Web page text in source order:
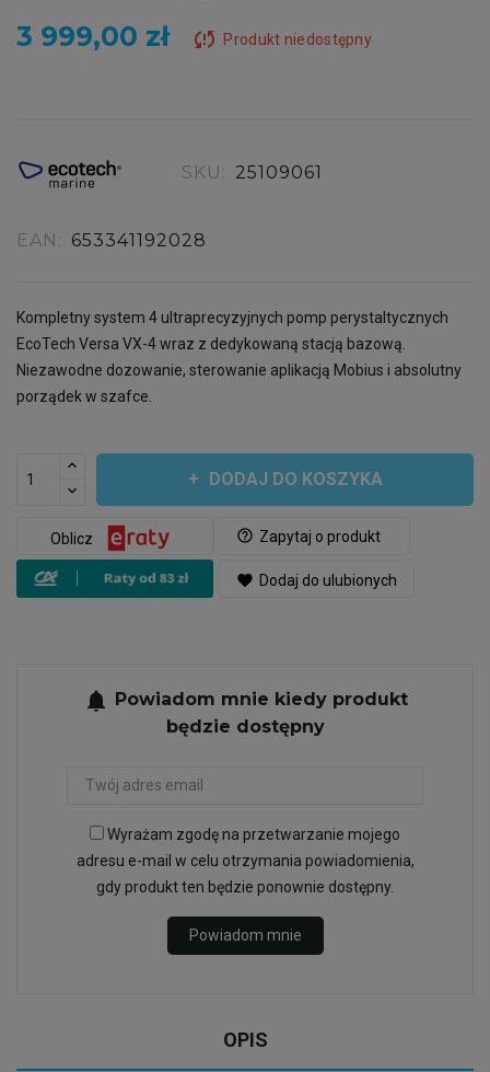
3 999,00 zł sync_problem Produkt niedostępny
SKU: 25109061
EAN: 653341192028
Kompletny system 4 ultraprecyzyjnych pomp perystaltycznych
EcoTech Versa VX-4 wraz z dedykowaną stacją bazową.
Niezawodne dozowanie, sterowanie aplikacją Mobius i absolutny
porządek w szafce.
DODAJ DO KOSZYKA
help_outline Zapytaj o produkt
Oblicz
favorite Dodaj do ulubionych
notifications Powiadom mnie kiedy produkt
będzie dostępny
Wyrażam zgodę na przetwarzanie mojego
adresu e-mail w celu otrzymania powiadomienia,
gdy produkt ten będzie ponownie dostępny.
Powiadom mnie
OPIS